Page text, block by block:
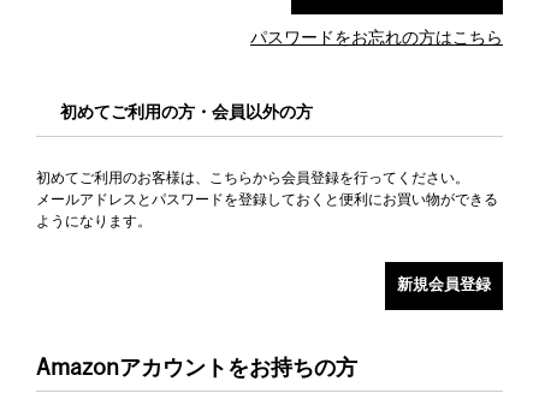
パスワードをお忘れの方はこちら
初めてご利用の方・会員以外の方
初めてご利用のお客様は、こちらから会員登録を行ってください。
メールアドレスとパスワードを登録しておくと便利にお買い物ができる
ようになります。
Amazonアカウントをお持ちの方